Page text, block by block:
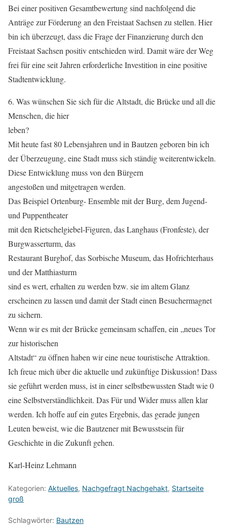
Bei einer positiven Gesamtbewertung sind nachfolgend die
Anträge zur Förderung an den Freistaat Sachsen zu stellen. Hier
bin ich überzeugt, dass die Frage der Finanzierung durch den
Freistaat Sachsen positiv entschieden wird. Damit wäre der Weg
frei für eine seit Jahren erforderliche Investition in eine positive
Stadtentwicklung.
6. Was wünschen Sie sich für die Altstadt, die Brücke und all die
Menschen, die hier
leben?
Mit heute fast 80 Lebensjahren und in Bautzen geboren bin ich
der Überzeugung, eine Stadt muss sich ständig weiterentwickeln.
Diese Entwicklung muss von den Bürgern
angestoßen und mitgetragen werden.
Das Beispiel Ortenburg- Ensemble mit der Burg, dem Jugend-
und Puppentheater
mit den Rietschelgiebel-Figuren, das Langhaus (Fronfeste), der
Burgwasserturm, das
Restaurant Burghof, das Sorbische Museum, das Hofrichterhaus
und der Matthiasturm
sind es wert, erhalten zu werden bzw. sie im altem Glanz
erscheinen zu lassen und damit der Stadt einen Besuchermagnet
zu sichern.
Wenn wir es mit der Brücke gemeinsam schaffen, ein „neues Tor
zur historischen
Altstadt“ zu öffnen haben wir eine neue touristische Attraktion.
Ich freue mich über die aktuelle und zukünftige Diskussion! Dass
sie geführt werden muss, ist in einer selbstbewussten Stadt wie 0
eine Selbstverständlichkeit. Das Für und Wider muss allen klar
werden. Ich hoffe auf ein gutes Ergebnis, das gerade jungen
Leuten beweist, wie die Bautzener mit Bewusstsein für
Geschichte in die Zukunft gehen.
Karl-Heinz Lehmann
Kategorien: Aktuelles, Nachgefragt Nachgehakt, Startseite
groß
Schlagwörter: Bautzen